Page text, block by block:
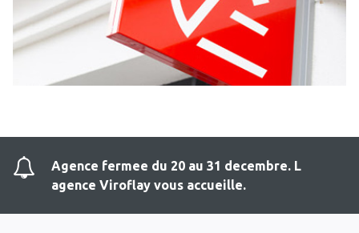
Agence fermee du 20 au 31 decembre. L
agence Viroflay vous accueille.